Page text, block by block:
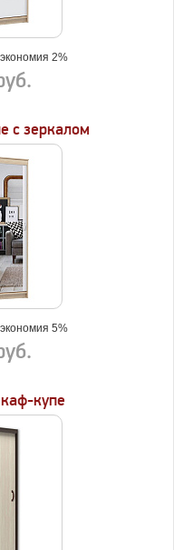
экономия 2%
с зеркалом
экономия 5%
купе